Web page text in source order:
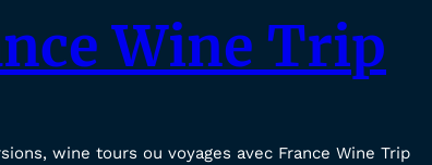
Wine Trip
wine tours ou voyages avec France Wine Trip